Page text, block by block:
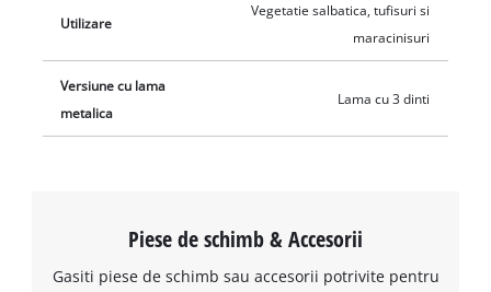
Utilizare
Vegetatie salbatica, tufisuri si
maracinisuri
Versiune cu lama
metalica
Lama cu 3 dinti
Piese de schimb & Accesorii
Gasiti piese de schimb sau accesorii potrivite pentru